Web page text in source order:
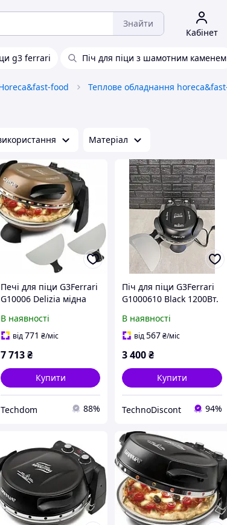
Знайти
Кабінет
g3 ferrari Піч для піци з шамотним каменем
food
Матеріал
Печі для піци G3Ferrari
G10006 Delizia мідна
В наявності
від771 ₴/міс
7 713₴
Купити
Techdom 88%
Піч для піци G3Ferrari
G1000610 Black 1200Вт.
В наявності
від567₴/міс
3 400₴
Купити
TechnoDiscont 94%